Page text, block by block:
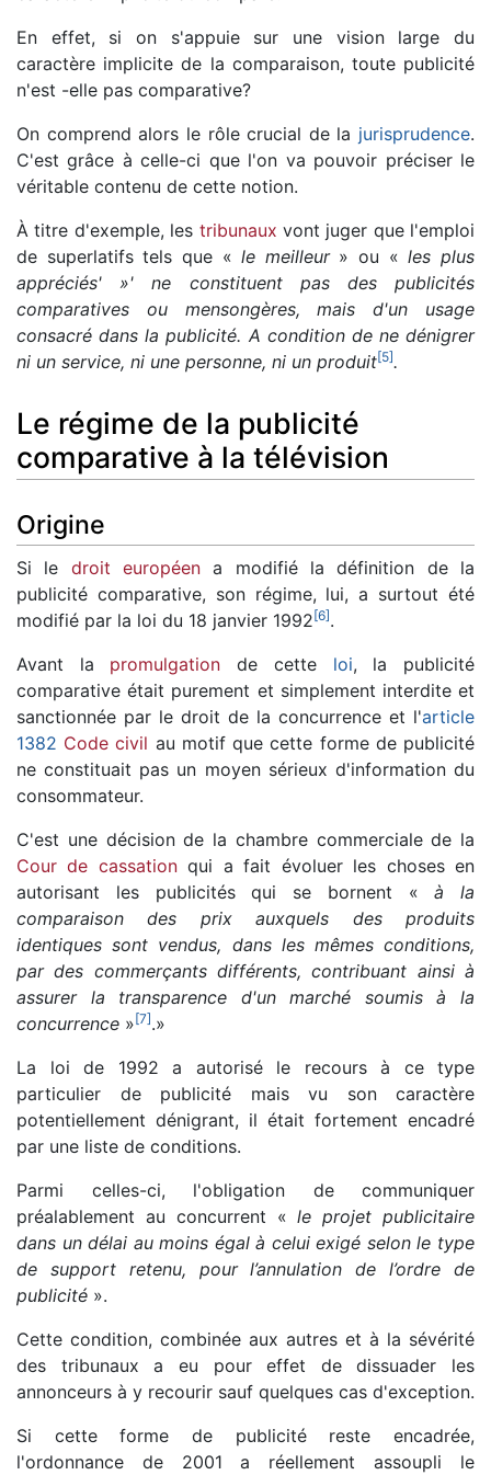
En effet, si on s'appuie sur une vision large du
caractère implicite de la comparaison, toute publicité
n'est -elle pas comparative?
On comprend alors le rôle crucial de la jurisprudence.
C'est grâce à celle-ci que l'on va pouvoir préciser le
véritable contenu de cette notion.
À titre d'exemple, les tribunaux vont juger que l'emploi
de superlatifs tels que «le meilleur» ou «les plus
appréciés' »' ne constituent pas des publicités
comparatives ou mensongères, mais d'un usage
consacré dans la publicité. A condition de ne dénigrer
ni un service, ni une personne, ni un produit[5].
Le régime de la publicité
comparative à la télévision
Origine
Si le droit européen a modifié la définition de la
publicité comparative, son régime, lui, a surtout été
modifié par la loi du 18 janvier 1992[6].
Avant la promulgation de cette loi, la publicité
comparative était purement et simplement interdite et
sanctionnée par le droit de la concurrence et l'article
1382 Code civil au motif que cette forme de publicité
ne constituait pas un moyen sérieux d'information du
consommateur.
C'est une décision de la chambre commerciale de la
Cour de cassationqui a fait évoluer les choses en
autorisant les publicités qui se bornent «à la
comparaison des prix auxquels des produits
identiques sont vendus, dans les mêmes conditions,
par des commerçants différents, contribuant ainsi à
assurer la transparence d'un marché soumis à la
concurrence »[7].»
La loi de 1992 a autorisé le recours à ce type
particulier de publicité mais vu son caractère
potentiellement dénigrant, il était fortement encadré
par une liste de conditions.
Parmi celles-ci, l'obligation de communiquer
préalablement au concurrent «le projet publicitaire
dans un délai au moins égal à celui exigé selon le type
de support retenu, pour l’annulation de l’ordre de
publicité ».
Cette condition, combinée aux autres et à la sévérité
des tribunaux a eu pour effet de dissuader les
annonceurs à y recourir sauf quelques cas d'exception.
Si cette forme de publicité reste encadrée,
l'ordonnance de 2001 a réellement assoupli le